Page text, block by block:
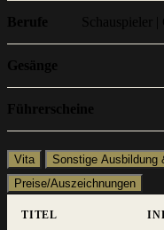
Berufe Schauspieler |
Gesänge
Führerscheine
Vita Sonstige Ausbildung
Preise/Auszeichnungen
TITEL